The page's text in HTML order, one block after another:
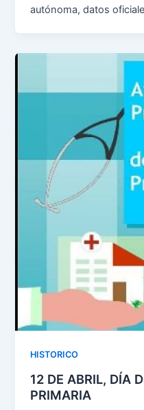
autónoma, datos
HISTORICO
12 DE ABRIL, DÍA
PRIMARIA